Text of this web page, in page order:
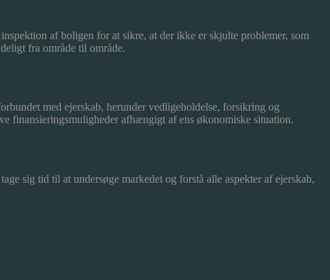
af boligen for at sikre, at der ikke er skjulte problemer, som
fra område til område.
med ejerskab, herunder vedligeholdelse, forsikring og
finansieringsmuligheder afhængigt af ens økonomiske situation.
sig tid til at undersøge markedet og forstå alle aspekter af ejerskab,